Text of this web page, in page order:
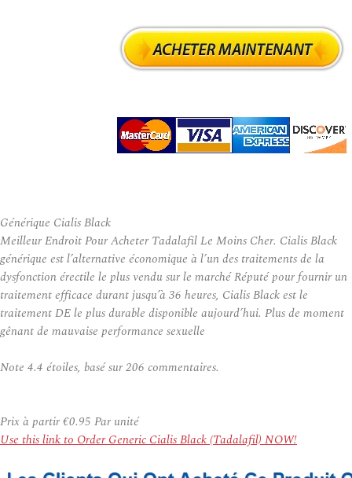
Générique Cialis Black
Meilleur Endroit Pour Acheter Tadalafil Le Moins Cher. Cialis Black
générique est l’alternative économique à l’un des traitements de la
dysfonction érectile le plus vendu sur le marché Réputé pour fournir un
traitement efficace durant jusqu’à 36 heures, Cialis Black est le
traitement DE le plus durable disponible aujourd’hui. Plus de moment
gênant de mauvaise performance sexuelle
Note 4.4 étoiles, basé sur206 commentaires.
Prix à partir€0.95 Par unité
Use this link to Order Generic Cialis Black (Tadalafil) NOW!